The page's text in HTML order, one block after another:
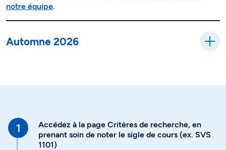
notre équipe.
Automne 2026
Accédez à la page Critères de recherche, en
prenant soin de noter le sigle de cours (ex. SVS
1101)